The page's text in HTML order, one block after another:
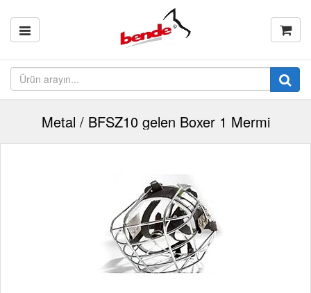
Metal / BFSZ10 gelen Boxer 1 Mermi